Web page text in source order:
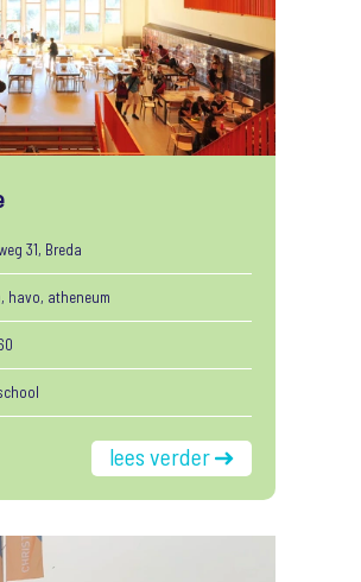
31, Breda
havo, atheneum
lees verder